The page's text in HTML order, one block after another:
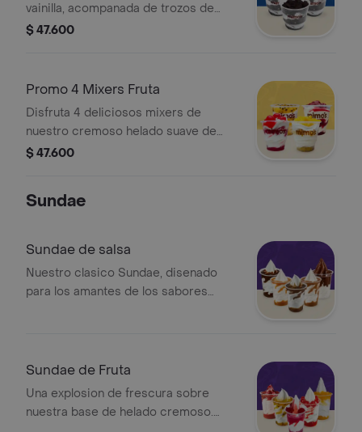
vainilla, acompanada de trozos de
galleta de chocolate que le dan el
$ 47.600
Promo 4 Mixers Fruta
Disfruta 4 deliciosos mixers de
nuestro cremoso helado suave de
vainilla. Elige el acompanamiento de
$ 47.600
Sundae
Sundae de salsa
Nuestro clasico Sundae, disenado
para los amantes de los sabores
Sundae de Fruta
Una explosion de frescura sobre
nuestra base de helado cremoso.